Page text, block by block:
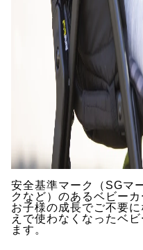
安全基準マーク（SGマ
クなど）のあるベビー
お子様の成長でご不要
えで使わなくなったベ
ます。